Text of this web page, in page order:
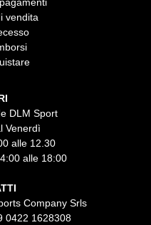
vendita
DLM Sport
Venerdì
alle 12.30
alle 18:00
Company Srls
0422 1628308